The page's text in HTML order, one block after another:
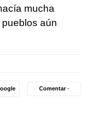
mucha
aún
Comentar ·